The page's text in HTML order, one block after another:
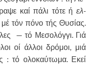
καί πάλι τότε ή ελ­
μέ τόν πόνο τής Θυσίας.
— τό Μεσολόγγι. Γιά
οί άλλοι δρόμοι, μιά
: τό ολοκαύτωμα. Εκεί